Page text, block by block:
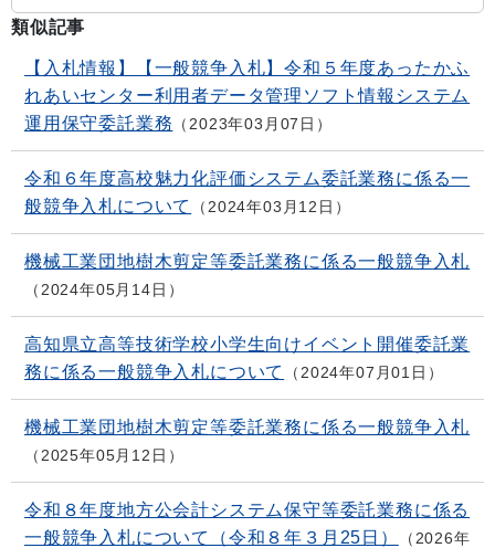
類似記事
【入札情報】【一般競争入札】令和５年度あったかふ
れあいセンター利用者データ管理ソフト情報システム
運用保守委託業務
2023年03月07日
令和６年度高校魅力化評価システム委託業務に係る一
般競争入札について
2024年03月12日
機械工業団地樹木剪定等委託業務に係る一般競争入札
2024年05月14日
高知県立高等技術学校小学生向けイベント開催委託業
務に係る一般競争入札について
2024年07月01日
機械工業団地樹木剪定等委託業務に係る一般競争入札
2025年05月12日
令和８年度地方公会計システム保守等委託業務に係る
一般競争入札について（令和８年３月25日）
2026年